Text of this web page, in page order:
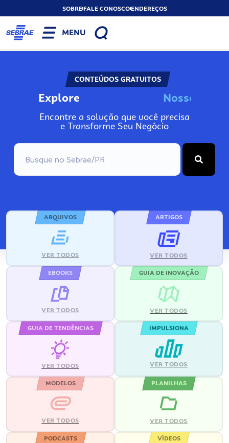
SOBREFALE CONOSCOENDEREÇOS
MENU
CONTEÚDOS GRATUITOS
Explore Nosso
Encontre a solução que você precisa
e Transforme Seu Negócio
ARQUIVOS
VER TODOS
ARTIGOS
VER TODOS
EBOOKS
VER TODOS
GUIA DE INOVAÇÃO
VER TODOS
GUIA DE TENDÊNCIAS
VER TODOS
IMPULSIONA
VER TODOS
MODELOS
VER TODOS
PLANILHAS
VER TODOS
PODCASTS VÍDEOS